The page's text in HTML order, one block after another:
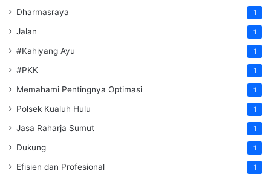
Dharmasraya 1
Jalan 1
#Kahiyang Ayu 1
#PKK 1
Memahami Pentingnya Optimasi 1
Polsek Kualuh Hulu 1
Jasa Raharja Sumut 1
Dukung 1
Efisien dan Profesional 1